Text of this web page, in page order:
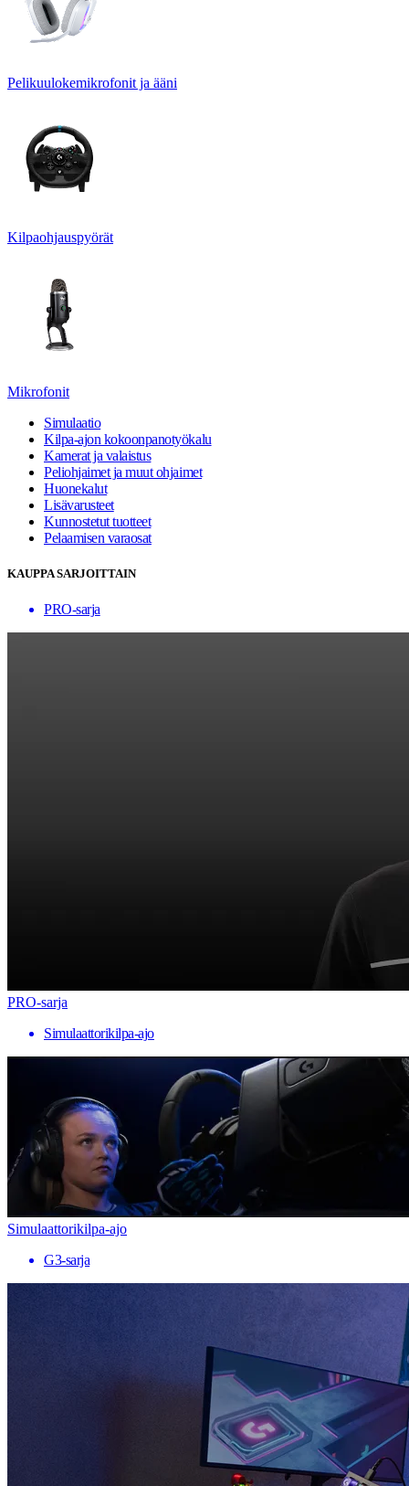
Pelikuulokemikrofonit ja ääni
Kilpaohjauspyörät
Mikrofonit
Simulaatio
Kilpa-ajon kokoonpanotyökalu
Kamerat ja valaistus
Peliohjaimet ja muut ohjaimet
Huonekalut
Lisävarusteet
Kunnostetut tuotteet
Pelaamisen varaosat
KAUPPA SARJOITTAIN
PRO-sarja
PRO-sarja
Simulaattorikilpa-ajo
Simulaattorikilpa-ajo
G3-sarja